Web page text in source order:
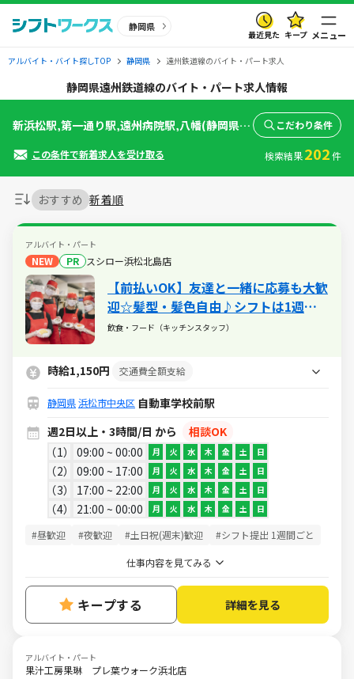
静岡県
最近見た キープ メニュー
アルバイト・バイト探しTOP 静岡県 遠州鉄道線のバイト・パート求人
静岡県遠州鉄道線のバイト・パート求人情報
おすすめ 新着順
アルバイト・パート
NEW PR スシロー浜松北島店
【前払いOK】友達と一緒に応募も大歓
迎☆髪型・髪色自由♪シフトは1週間
ごとに調整可能なので無理なく働けま
時給UPなど嬉しい制度がそろってます
★
飲食・フード（キッチンスタッフ）
時給1,150円 交通費全額支給
静岡県浜松市中央区 自動車学校前駅
週2日以上・3時間/日 から
相談OK
1
09:00 ~ 00:00 月 火 水 木 金 土 日
2 09:00 ~ 17:00 月 火 水 木 金 土 日
3 17:00 ~ 22:00 月 火 水 木 金 土 日
4 21:00 ~ 00:00 月 火 水 木 金 土 日
#昼歓迎 #夜歓迎 #土日祝(週末)歓迎 #シフト提出 1週間ごと
仕事内容を見てみる
キープする 詳細を見る
アルバイト・パート
果汁工房果琳 プレ葉ウォーク浜北店
新浜松駅,第一通り駅,遠州病院駅,八幡(静岡県)駅,助信駅,曳馬駅,上島駅,自動車学校前駅,さぎの宮駅,積志駅,遠州西ケ崎駅,遠州小松駅,浜北駅,美薗中央公園駅,遠州小林駅,遠州芝本駅,遠州岩水寺駅,西鹿島駅 こだわり条件
この条件で新着求人を受け取る 検索結果202件